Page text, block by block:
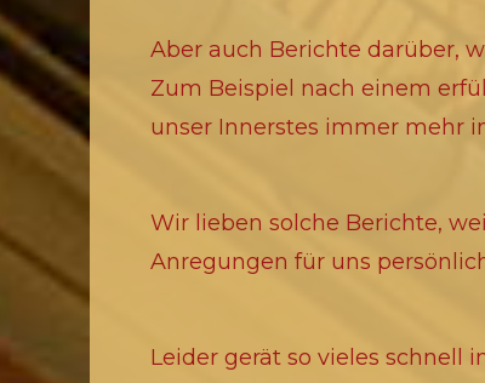
Aber auch Berichte darüber,
Zum Beispiel nach einem
unser Innerstes immer mehr
Wir lieben solche Berichte,
Anregungen für uns
Leider gerät so vieles schnell